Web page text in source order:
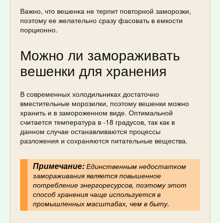
Важно, что вешенка не терпит повторной заморозки,
поэтому ее желательно сразу фасовать в емкости
порционно.
Можно ли замораживать
вешенки для хранения
В современных холодильниках достаточно
вместительные морозилки, поэтому вешенки можно
хранить и в замороженном виде. Оптимальной
считается температура в -18 градусов, так как в
данном случае останавливаются процессы
разложения и сохраняются питательные вещества.
Примечание:Единственным недостатком
замораживания является повышенное
потребление энергоресурсов, поэтому этот
способ хранения чаще используется в
промышленных масштабах, чем в быту.